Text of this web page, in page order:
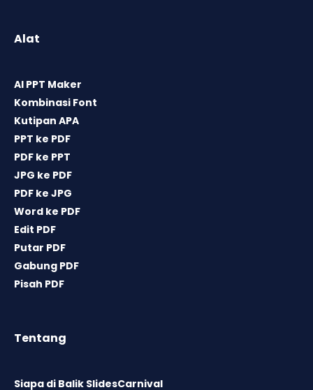
Alat
AI PPT Maker
Kombinasi Font
Kutipan APA
PPT ke PDF
PDF ke PPT
JPG ke PDF
PDF ke JPG
Word ke PDF
Edit PDF
Putar PDF
Gabung PDF
Pisah PDF
Tentang
Siapa di Balik SlidesCarnival